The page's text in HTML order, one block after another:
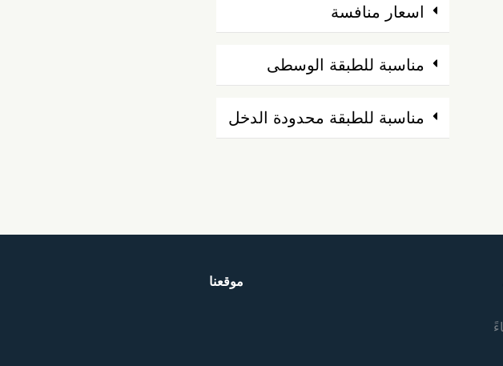
اسعار منافسة
مناسبة للطبقة الوسطى
مناسبة للطبقة محدودة الدخل
موقعنا